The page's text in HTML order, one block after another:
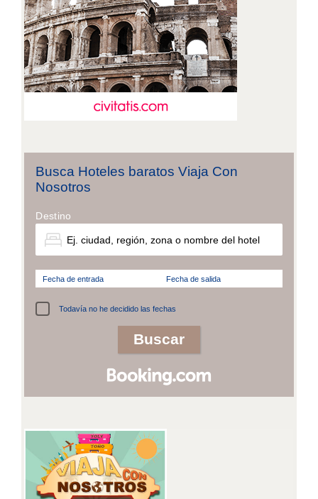
Busca Hoteles baratos Viaja Con
Nosotros
Destino
Fecha de entrada Fecha de salida
Todavía no he decidido las fechas